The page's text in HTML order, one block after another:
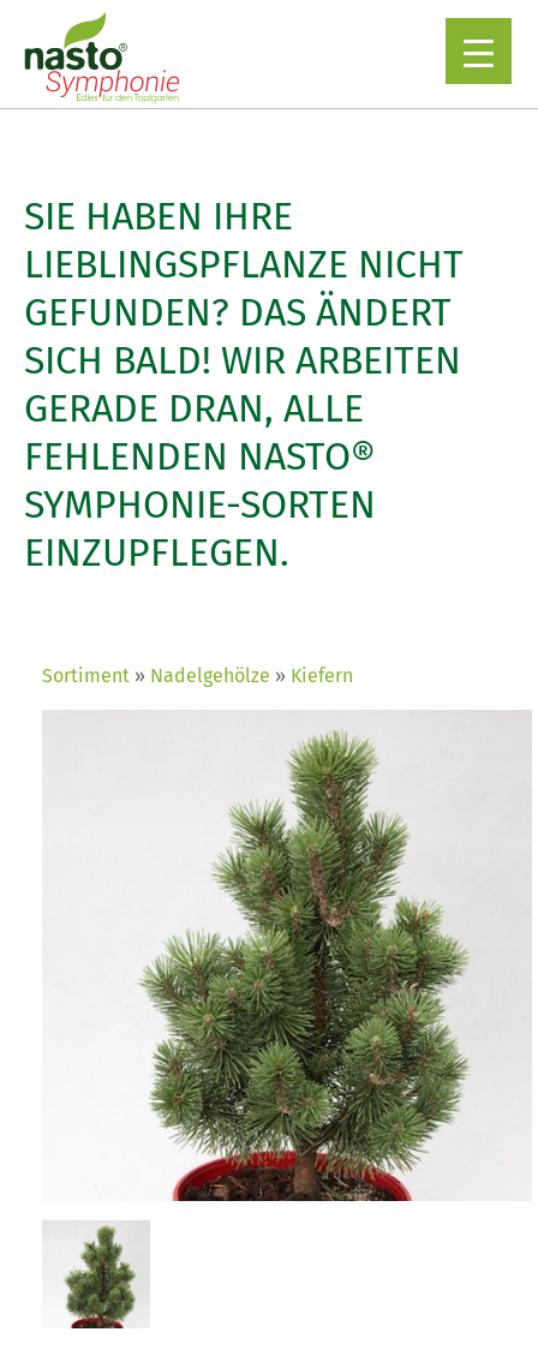
SIE HABEN IHRE
LIEBLINGSPFLANZE NICHT
GEFUNDEN? DAS ÄNDERT
SICH BALD! WIR ARBEITEN
GERADE DRAN, ALLE
FEHLENDEN NASTO®
SYMPHONIE-SORTEN
EINZUPFLEGEN.
Sortiment Nadelgehölze Kiefern